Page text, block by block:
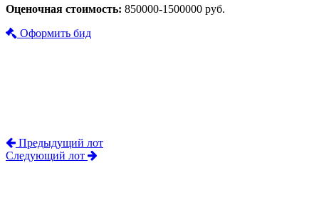
Оценочная стоимость: 850000-1500000 руб.
Оформить бид
Предыдущий лот
Следующий лот